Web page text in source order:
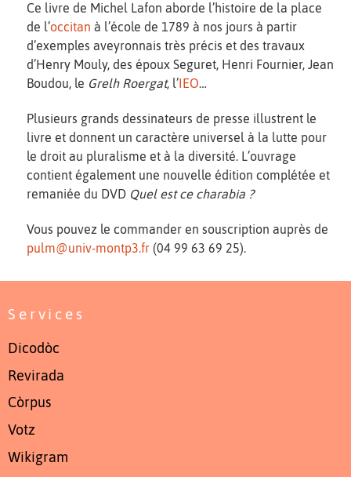
Ce livre de Michel Lafon aborde l’histoire de la place
de l’occitan à l’école de 1789 à nos jours à partir
d’exemples aveyronnais très précis et des travaux
d’Henry Mouly, des époux Seguret, Henri Fournier, Jean
Boudou, le Grelh Roergat, l’IEO…
Plusieurs grands dessinateurs de presse illustrent le
livre et donnent un caractère universel à la lutte pour
le droit au pluralisme et à la diversité. L’ouvrage
contient également une nouvelle édition complétée et
remaniée du DVD Quel est ce charabia ?
Vous pouvez le commander en souscription auprès de
pulm@univ-montp3.fr (04 99 63 69 25).
Services
Dicodòc
Revirada
Còrpus
Votz
Wikigram